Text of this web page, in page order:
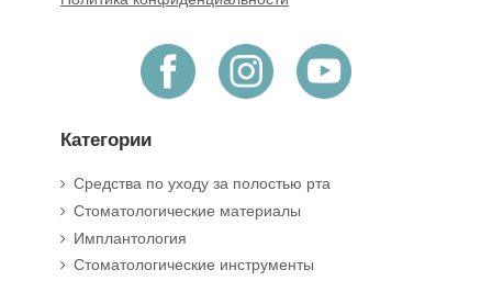
Категории
Средства по уходу за полостью рта
Стоматологические материалы
Имплантология
Стоматологические инструменты